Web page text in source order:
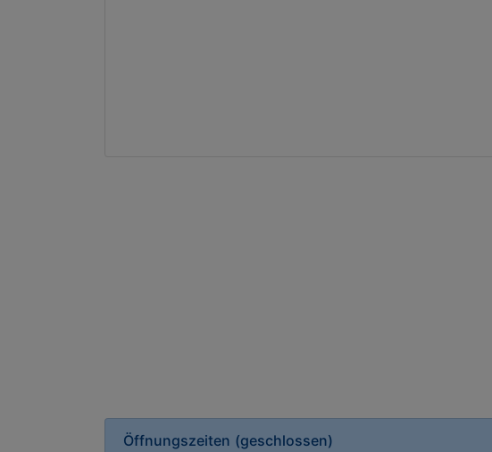
Öffnungszeiten (geschlossen)